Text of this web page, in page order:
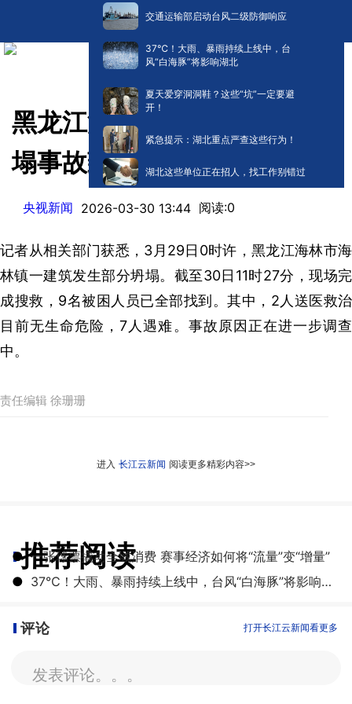
交通运输部启动台风二级防御响应
​37℃！大雨、暴雨持续上线中，台
风“白海豚”将影响湖北
夏天爱穿洞洞鞋？这些“坑”一定要避
开！
紧急提示：湖北重点严查这些行为！
湖北这些单位正在招人，找工作别错过
黑龙江海林发布通报：建筑坍
塌事故致7人遇难
央视新闻 2026-03-30 13:44 阅读:0
记者从相关部门获悉，3月29日0时许，黑龙江海林市海
林镇一建筑发生部分坍塌。截至30日11时27分，现场完
成搜救，9名被困人员已全部找到。其中，2人送医救治
目前无生命危险，7人遇难。事故原因正在进一步调查
中。
责任编辑 徐珊珊
进入 长江云新闻 阅读更多精彩内容>>
推荐阅读
● 一张球票撬动全城消费 赛事经济如何将“流量”变“增量”
●
​37℃！大雨、暴雨持续上线中，台风“白海豚”将影响湖北
评论 打开长江云新闻看更多
发表评论。。。